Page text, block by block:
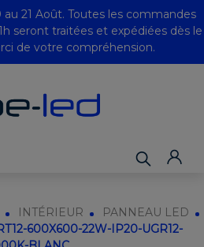
21 Août. Toutes les commandes
seront traitées et expédiées dès le
de votre compréhension.
INTÉRIEUR
PANNEAU LED
600X600-22W-IP20-UGR12-